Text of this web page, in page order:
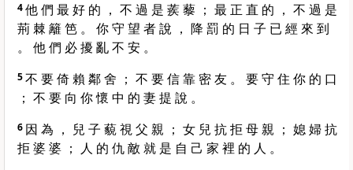
4他 們 最 好 的 ， 不 過 是 蒺 藜 ； 最 正 直 的 ， 不 過 是
荊 棘 籬 笆 。 你 守 望 者 說 ， 降 罰 的 日 子 已 經 來 到
。 他 們 必 擾 亂 不 安 。
5不 要 倚 賴 鄰 舍 ； 不 要 信 靠 密 友 。 要 守 住 你 的 口
； 不 要 向 你 懷 中 的 妻 提 說 。
6 因 為 ， 兒 子 藐 視 父 親 ； 女 兒 抗 拒 母 親 ； 媳 婦 抗
拒 婆 婆 ； 人 的 仇 敵 就 是 自 己 家 裡 的 人 。